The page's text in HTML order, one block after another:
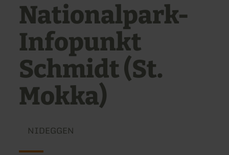
Nationalpark-
Infopunkt
Schmidt (St.
Mokka)
NIDEGGEN